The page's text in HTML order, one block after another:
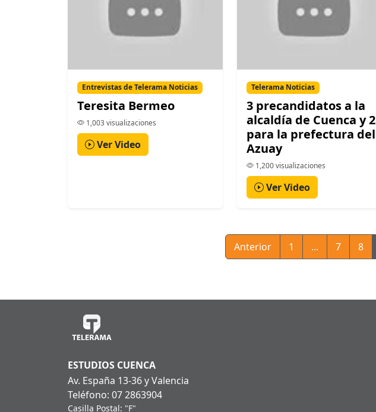
Entrevistas de Telerama Noticias
Teresita Bermeo
1,003 visualizaciones
Ver Video
Telerama Noticias
3 precandidatos a la
alcaldía de Cuenca y 2
para la prefectura del
Azuay
1,200 visualizaciones
Ver Video
Anterior 1 ... 7 8
ESTUDIOS CUENCA
Av. España 13-36 y Valencia
Teléfono: 07 2863904
Casilla Postal: "F"